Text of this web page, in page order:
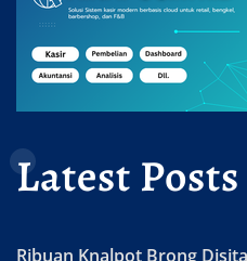
Latest Posts
Ribuan Knalpot Brong